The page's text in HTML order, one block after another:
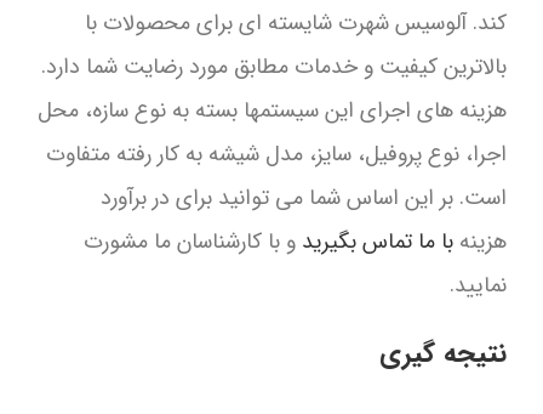
کند. آلوسیس شهرت شایسته ای برای محصولات با
بالاترین کیفیت و خدمات مطابق مورد رضایت شما دارد.
هزینه های اجرای این سیستمها بسته به نوع سازه، محل
اجرا، نوع پروفیل، سایز، مدل شیشه به کار رفته متفاوت
است. بر این اساس شما می توانید برای در برآورد
هزینه با ما تماس بگیرید و با کارشناسان ما مشورت
نمایید.
نتیجه گیری